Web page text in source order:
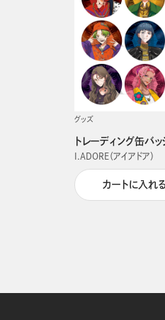
グッズ
トレーディング缶バッ
I.ADORE（アイアドア）
カートに入れ